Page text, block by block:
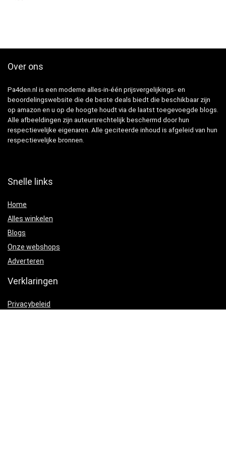
Over ons
Pa4den.nl is een moderne alles-in-één prijsvergelijkings- en
beoordelingswebsite die de beste deals biedt die beschikbaar zijn
op amazon en u op de hoogte houdt via de laatst toegevoegde blogs.
Alle afbeeldingen zijn auteursrechtelijk beschermd door hun
respectievelijke eigenaren. Alle geciteerde inhoud is afgeleid van hun
respectievelijke bronnen.
Snelle links
Home
Alles winkelen
Blogs
Onze webshops
Adverteren
Verklaringen
Privacybeleid